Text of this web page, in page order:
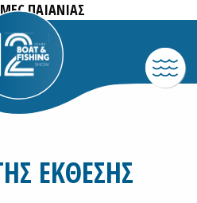
MEC ΠΑΙΑΝΙΑΣ
ΕΚΘΕΣΗΣ